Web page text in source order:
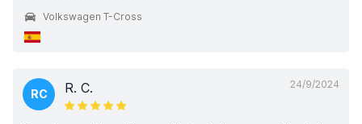
Volkswagen T-Cross
24/9/2024
RC R. C.